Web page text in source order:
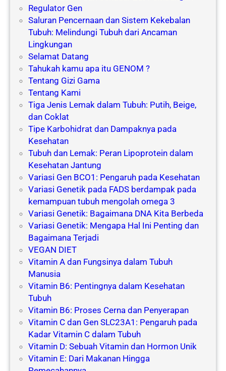
Regulator Gen
Saluran Pencernaan dan Sistem Kekebalan
Tubuh: Melindungi Tubuh dari Ancaman
Lingkungan
Selamat Datang
Tahukah kamu apa itu GENOM ?
Tentang Gizi Gama
Tentang Kami
Tiga Jenis Lemak dalam Tubuh: Putih, Beige,
dan Coklat
Tipe Karbohidrat dan Dampaknya pada
Kesehatan
Tubuh dan Lemak: Peran Lipoprotein dalam
Kesehatan Jantung
Variasi Gen BCO1: Pengaruh pada Kesehatan
Variasi Genetik pada FADS berdampak pada
kemampuan tubuh mengolah omega 3
Variasi Genetik: Bagaimana DNA Kita Berbeda
Variasi Genetik: Mengapa Hal Ini Penting dan
Bagaimana Terjadi
VEGAN DIET
Vitamin A dan Fungsinya dalam Tubuh
Manusia
Vitamin B6: Pentingnya dalam Kesehatan
Tubuh
Vitamin B6: Proses Cerna dan Penyerapan
Vitamin C dan Gen SLC23A1: Pengaruh pada
Kadar Vitamin C dalam Tubuh
Vitamin D: Sebuah Vitamin dan Hormon Unik
Vitamin E: Dari Makanan Hingga